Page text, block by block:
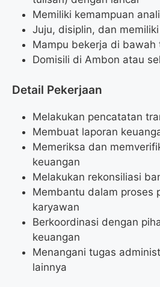
Memiliki kemampuan
Juju, disiplin, dan
Mampu bekerja di bawah
Domisili di Ambon atau
Detail Pekerjaan
Melakukan pencatatan
Membuat laporan
Memeriksa dan
keuangan
Melakukan rekonsiliasi
Membantu dalam proses
karyawan
Berkoordinasi dengan
keuangan
Menangani tugas
lainnya